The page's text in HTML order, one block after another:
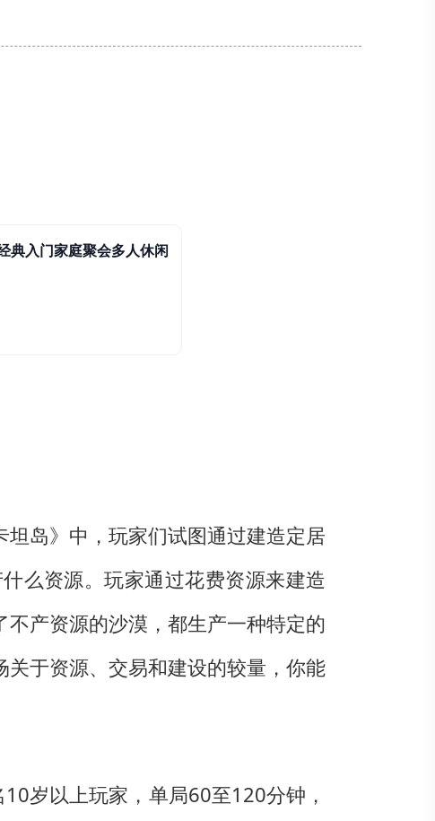
典入门家庭聚会多人休闲
岛》中，玩家们试图通过建造定居
么资源。玩家通过花费资源来建造
产资源的沙漠，都生产一种特定的
于资源、交易和建设的较量，你能
岁以上玩家，单局60至120分钟，